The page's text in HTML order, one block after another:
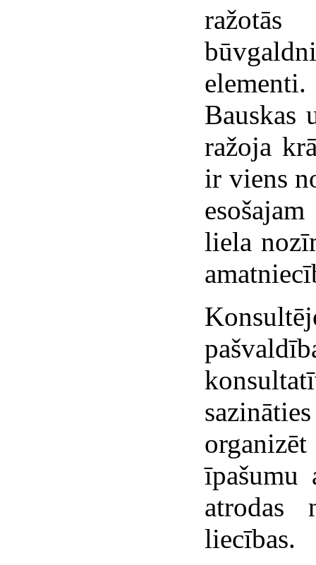
Bauskas
ražoja
ir viens
liela
īpašumu
atrodas
liecības.